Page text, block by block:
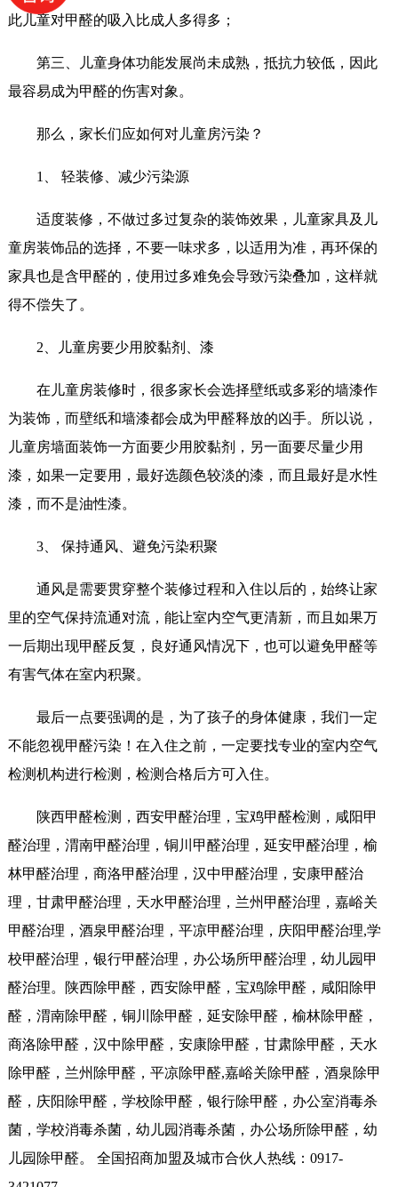
此儿童对甲醛的吸入比成人多得多；
第三、儿童身体功能发展尚未成熟，抵抗力较低，因此
最容易成为甲醛的伤害对象。
那么，家长们应如何对儿童房污染？
1、 轻装修、减少污染源
适度装修，不做过多过复杂的装饰效果，儿童家具及儿
童房装饰品的选择，不要一味求多，以适用为准，再环保的
家具也是含甲醛的，使用过多难免会导致污染叠加，这样就
得不偿失了。
2、儿童房要少用胶黏剂、漆
在儿童房装修时，很多家长会选择壁纸或多彩的墙漆作
为装饰，而壁纸和墙漆都会成为甲醛释放的凶手。所以说，
儿童房墙面装饰一方面要少用胶黏剂，另一面要尽量少用
漆，如果一定要用，最好选颜色较淡的漆，而且最好是水性
漆，而不是油性漆。
3、 保持通风、避免污染积聚
通风是需要贯穿整个装修过程和入住以后的，始终让家
里的空气保持流通对流，能让室内空气更清新，而且如果万
一后期出现甲醛反复，良好通风情况下，也可以避免甲醛等
有害气体在室内积聚。
最后一点要强调的是，为了孩子的身体健康，我们一定
不能忽视甲醛污染！在入住之前，一定要找专业的室内空气
检测机构进行检测，检测合格后方可入住。
陕西甲醛检测，西安甲醛治理，宝鸡甲醛检测，咸阳甲
醛治理，渭南甲醛治理，铜川甲醛治理，延安甲醛治理，榆
林甲醛治理，商洛甲醛治理，汉中甲醛治理，安康甲醛治
理，甘肃甲醛治理，天水甲醛治理，兰州甲醛治理，嘉峪关
甲醛治理，酒泉甲醛治理，平凉甲醛治理，庆阳甲醛治理,学
校甲醛治理，银行甲醛治理，办公场所甲醛治理，幼儿园甲
醛治理。陕西除甲醛，西安除甲醛，宝鸡除甲醛，咸阳除甲
醛，渭南除甲醛，铜川除甲醛，延安除甲醛，榆林除甲醛，
商洛除甲醛，汉中除甲醛，安康除甲醛，甘肃除甲醛，天水
除甲醛，兰州除甲醛，平凉除甲醛,嘉峪关除甲醛，酒泉除甲
醛，庆阳除甲醛，学校除甲醛，银行除甲醛，办公室消毒杀
菌，学校消毒杀菌，幼儿园消毒杀菌，办公场所除甲醛，幼
儿园除甲醛。 全国招商加盟及城市合伙人热线：0917-